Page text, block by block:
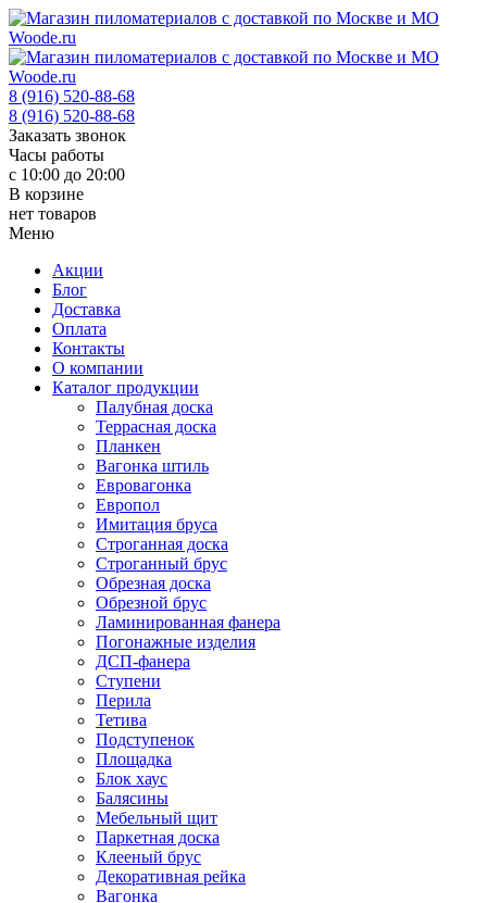
8 (916) 520-88-68
8 (916) 520-88-68
Заказать звонок
Часы работы
с 10:00 до 20:00
В корзине
нет товаров
Меню
Акции
Блог
Доставка
Оплата
Контакты
О компании
Каталог продукции
Палубная доска
Террасная доска
Планкен
Вагонка штиль
Евровагонка
Европол
Имитация бруса
Строганная доска
Строганный брус
Обрезная доска
Обрезной брус
Ламинированная фанера
Погонажные изделия
ДСП-фанера
Ступени
Перила
Тетива
Подступенок
Площадка
Блок хаус
Балясины
Мебельный щит
Паркетная доска
Клееный брус
Декоративная рейка
Вагонка